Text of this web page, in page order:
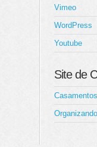
Vimeo
WordPress
Youtube
Site de